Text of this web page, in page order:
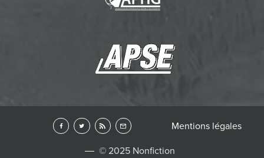
© 2025 Nonfiction
Mentions légales